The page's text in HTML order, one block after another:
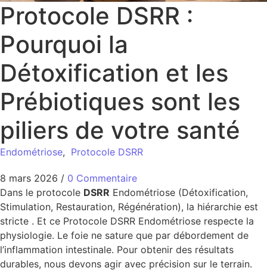
Protocole DSRR :
Pourquoi la
Détoxification et les
Prébiotiques sont les
piliers de votre santé
Endométriose, Protocole DSRR
8 mars 2026 / 0 Commentaire
Dans le protocole DSRR Endométriose (Détoxification,
Stimulation, Restauration, Régénération), la hiérarchie est
stricte . Et ce Protocole DSRR Endométriose respecte la
physiologie. Le foie ne sature que par débordement de
l’inflammation intestinale. Pour obtenir des résultats
durables, nous devons agir avec précision sur le terrain.